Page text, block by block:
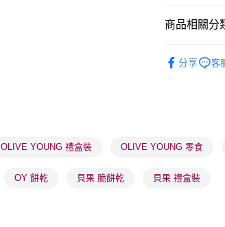
BoC Pay
送貨方式
每筆
確認發貨後1-
商品相關分
分享 客
OLIVE YOUNG 禮盒裝 OLIVE YOUNG 零食
OY 餅乾 貝果 脆餅乾 貝果 禮盒裝